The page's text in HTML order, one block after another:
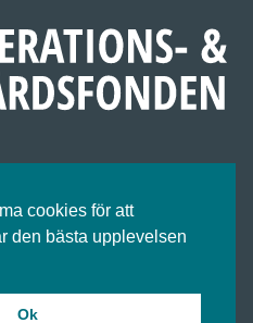
& Intensivvård
802482-6110
cookies för att
den bästa upplevelsen
Ok